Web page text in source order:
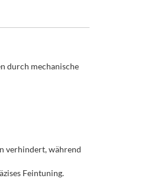
durch mechanische
verhindert, während
Feintuning.